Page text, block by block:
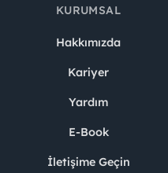
KURUMSAL
Hakkımızda
Kariyer
Yardım
E-Book
İletişime Geçin